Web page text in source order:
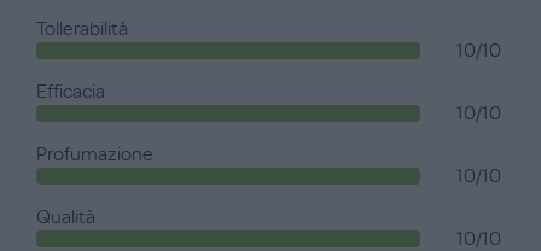
Tollerabilità
10/10
Efficacia
10/10
Profumazione
10/10
Qualità
10/10